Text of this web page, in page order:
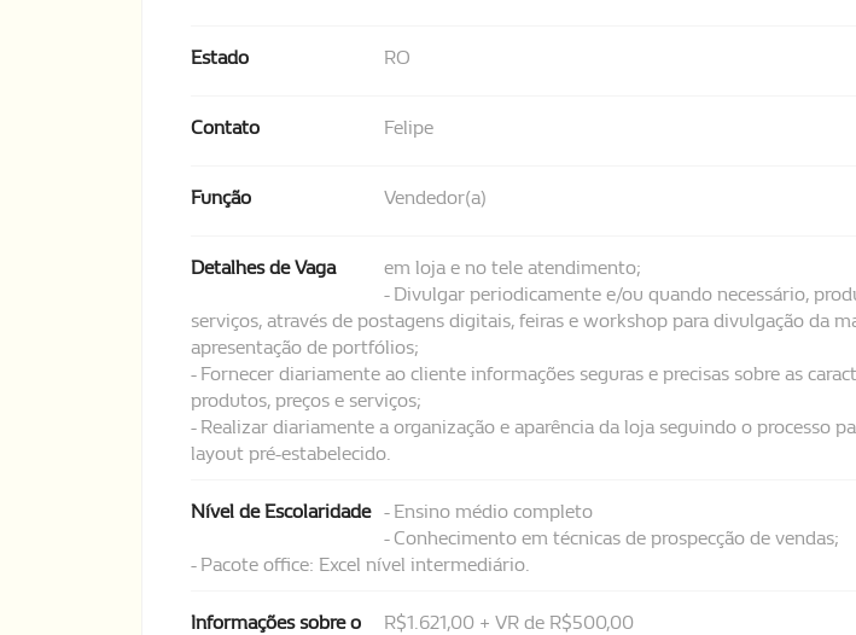
Estado RO
Contato Felipe
Função Vendedor(a)
Detalhes de Vaga
em loja e no tele atendimento;
- Divulgar periodicamente e/ou quando necessário,
serviços, através de postagens digitais, feiras e workshop para divulgação da
apresentação de portfólios;
- Fornecer diariamente ao cliente informações seguras e precisas sobre as
produtos, preços e serviços;
- Realizar diariamente a organização e aparência da loja seguindo o processo
layout pré-estabelecido.
Nível de Escolaridade - Ensino médio completo
- Conhecimento em técnicas de prospecção de vendas;
- Pacote office: Excel nível intermediário.
Informações sobre o
R$1.621,00 + VR de R$500,00